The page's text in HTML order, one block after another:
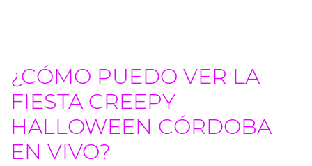
¿CÓMO PUEDO VER LA
FIESTA CREEPY
HALLOWEEN CÓRDOBA
EN VIVO?